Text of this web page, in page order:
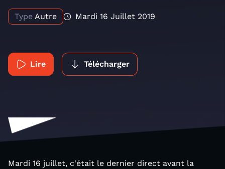
Type Autre Mardi 16 Juillet 2019
Lire Télécharger
Mardi 16 juillet, c'était le dernier direct avant la